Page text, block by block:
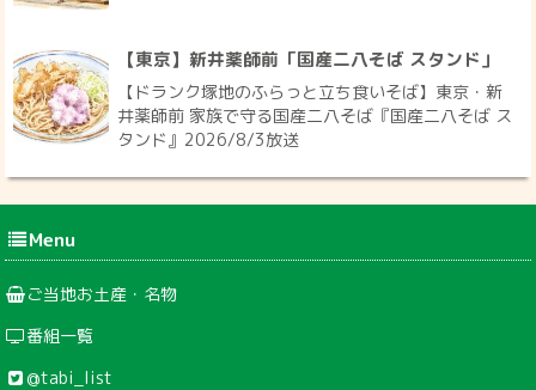
【東京】新井薬師前「国産二八そば スタンド」
【ドランク塚地のふらっと立ち食いそば】東京・新
井薬師前 家族で守る国産二八そば『国産二八そば ス
タンド』2026/8/3放送
Menu
ご当地お土産・名物
番組一覧
@tabi_list